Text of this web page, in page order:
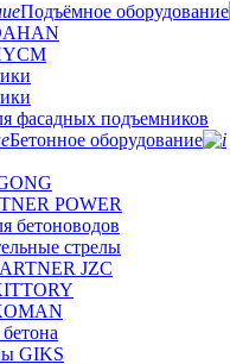
Подъёмное оборудование
фасадных подъемников
Бетонное оборудование
POWER
бетоноводов
стрелы
JZC
GIKS